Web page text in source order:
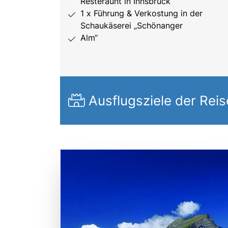
1 x Führung & Verkostung in der
Schaukäserei „Schönanger
Alm“
Ausflugsziele der